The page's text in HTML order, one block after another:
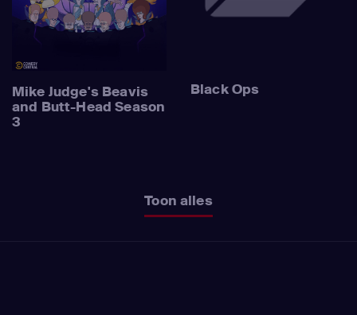
Mike Judge's Beavis
and Butt-Head Season
3
Black Ops
Toon alles